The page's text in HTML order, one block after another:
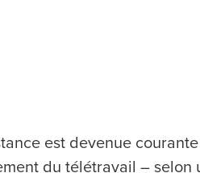
est devenue
du télétravail – selon